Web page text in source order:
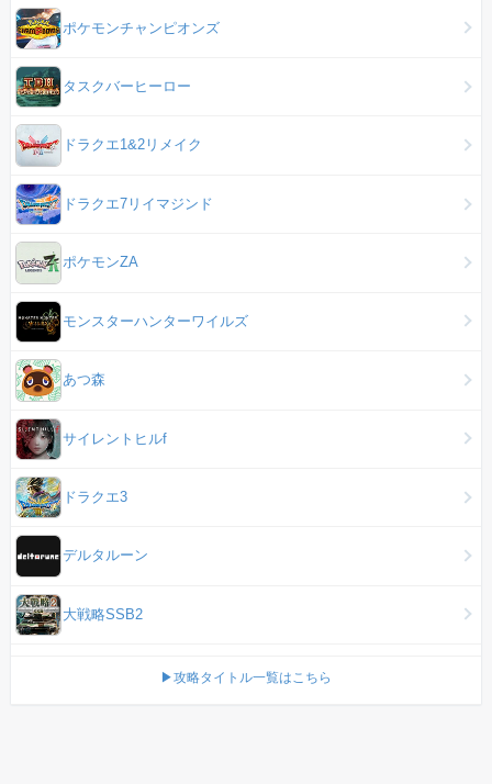
ポケモンチャンピオンズ
タスクバーヒーロー
ドラクエ1&2リメイク
ドラクエ7リイマジンド
ポケモンZA
モンスターハンターワイルズ
あつ森
サイレントヒルf
ドラクエ3
デルタルーン
大戦略SSB2
▶攻略タイトル一覧はこちら